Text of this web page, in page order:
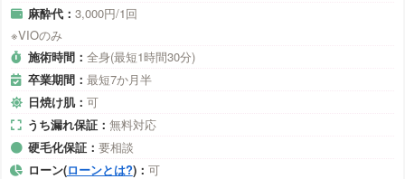
麻酔代：3,000円/1回
※VIOのみ
施術時間： 全身(最短1時間30分)
卒業期間： 最短7か月半
日焼け肌： 可
うち漏れ保証： 無料対応
硬毛化保証： 要相談
ローン(ローンとは?)： 可